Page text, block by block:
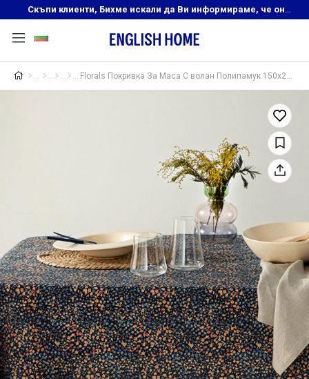
Скъпи клиенти, Бихме искали да Ви информираме, че онлайн магазинът на English Home преустановява своята дейност. Прекрасният ни и усмихнат екип ,Ви очаква в нашите физически магазини, където ще откриете любимите си продукти! Благодарим Ви, че сте част от семейството на Еnglish Home!